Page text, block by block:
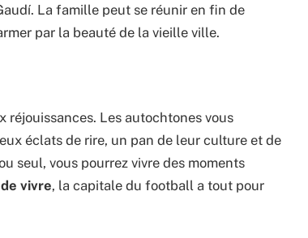
La famille peut se réunir en fin de
par la beauté de la vieille ville.
réjouissances. Les autochtones vous
éclats de rire, un pan de leur culture et de
seul, vous pourrez vivre des moments
vivre, la capitale du football a tout pour